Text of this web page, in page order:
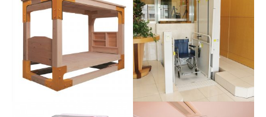
場所に持って行けるので、複
数の部屋でも１台でOKです。
タスカル STⅢ
スロースタート・スロースト
き、優れた乗り心地を実現。
タスカル アルーラ
スロースタート・スロースト
ップの なめらかで自然な動
き、優れた乗り心地を実現。